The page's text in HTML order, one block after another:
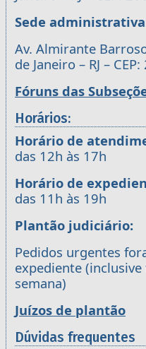
Sede
Av. Almirante
de Janeiro – RJ –
Fóruns das
Horários:
Horário de
das 12h às 17h
Horário de
das 11h às 19h
Plantão judiciário:
Pedidos urgentes
expediente
semana)
Juízos de plantão
Dúvidas frequentes